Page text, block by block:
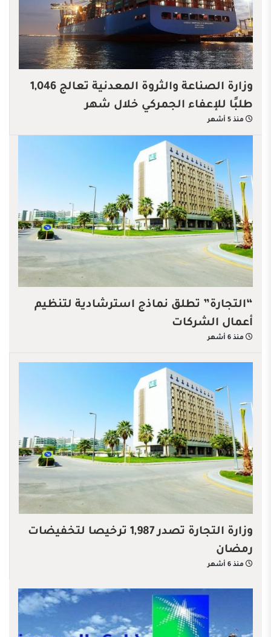
وزارة الصناعة والثروة المعدنية تعالج 1,046
طلبًا للإعفاء الجمركي خلال شهر
منذ 5 أشهر
“التجارة” تطلق نماذج استرشادية لتنظيم
أعمال الشركات
منذ 6 أشهر
وزارة التجارة تصدر 1,987 ترخيصا لتخفيضات
رمضان
منذ 6 أشهر